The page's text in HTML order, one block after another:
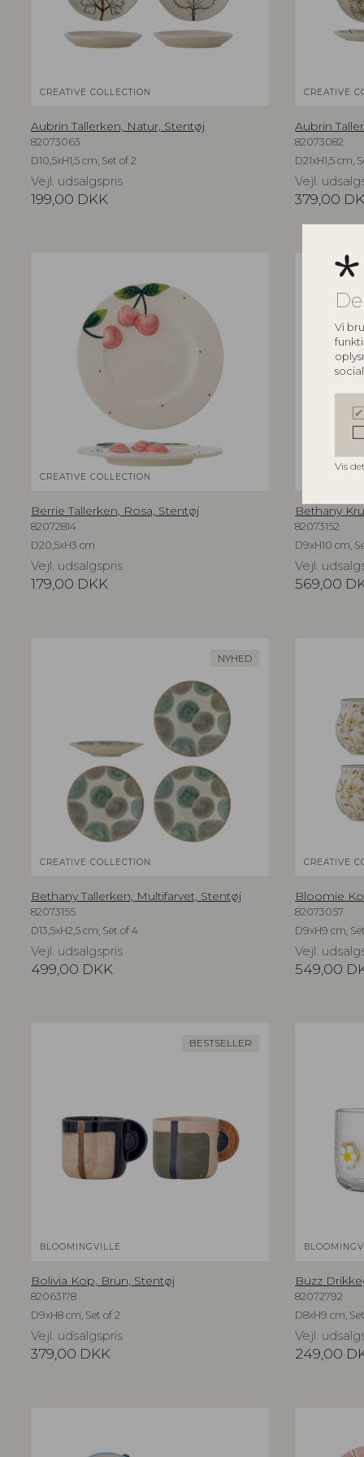
Vi
Vis
CREATIVE COLLECTION
Aubrin Tallerken, Natur, Stentøj
82073063
D10,5xH1,5 cm, Set of 2
Vejl. udsalgspris
199,00 DKK
CREATIVE
Aubrin
82073082
D21xH1,5 cm,
Vejl.
379,00
CREATIVE COLLECTION
Berrie Tallerken, Rosa, Stentøj
82072814
D20,5xH3 cm
Vejl. udsalgspris
179,00 DKK
Bethany
82073152
D9xH10 cm,
Vejl.
569,00
NYHED
CREATIVE COLLECTION
Bethany Tallerken, Multifarvet, Stentøj
82073155
D13,5xH2,5 cm, Set of 4
Vejl. udsalgspris
499,00 DKK
CREATIVE
Bloomie
82073057
D9xH9 cm,
Vejl.
549,00
BESTSELLER
BLOOMINGVILLE
Bolivia Kop, Brun, Stentøj
82063178
D9xH8 cm, Set of 2
Vejl. udsalgspris
379,00 DKK
Buzz
82072792
D8xH9 cm,
Vejl.
249,00